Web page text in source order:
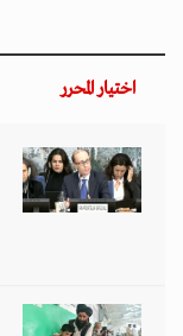
اختيار المحرر